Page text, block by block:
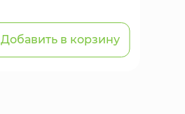
Добавить в корзину